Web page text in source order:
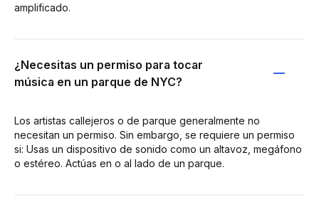
amplificado.
¿Necesitas un permiso para tocar
música en un parque de NYC?
Los artistas callejeros o de parque generalmente no
necesitan un permiso. Sin embargo, se requiere un permiso
si: Usas un dispositivo de sonido como un altavoz, megáfono
o estéreo. Actúas en o al lado de un parque.